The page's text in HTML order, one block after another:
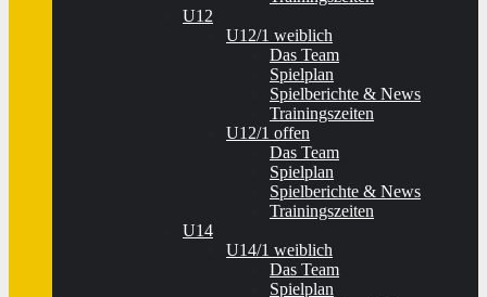
U12
U12/1 weiblich
Das Team
Spielplan
Spielberichte & News
Trainingszeiten
U12/1 offen
Das Team
Spielplan
Spielberichte & News
Trainingszeiten
U14
U14/1 weiblich
Das Team
Spielplan